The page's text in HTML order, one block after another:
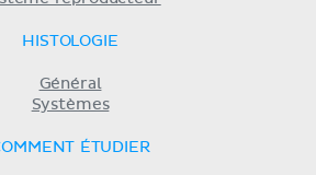
HISTOLOGIE
Général
Systèmes
ÉTUDIER